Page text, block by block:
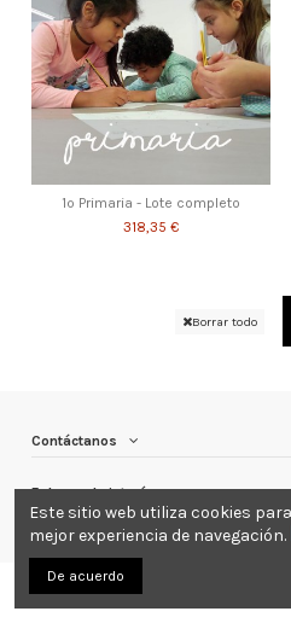
1º Primaria - Lote completo
318,35 €
Borrar todo
Contáctanos
Enlaces de interés
Este sitio web utiliza cookies
mejor experiencia de navegación.
De acuerdo